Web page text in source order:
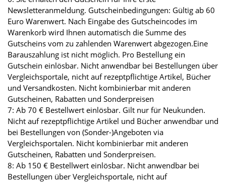
Newsletteranmeldung. Gutscheinbedingungen: Gültig ab 60
Euro Warenwert. Nach Eingabe des Gutscheincodes im
Warenkorb wird Ihnen automatisch die Summe des
Gutscheins vom zu zahlenden Warenwert abgezogen.Eine
Barauszahlung ist nicht möglich. Pro Bestellung ein
Gutschein einlösbar. Nicht anwendbar bei Bestellungen über
Vergleichsportale, nicht auf rezeptpflichtige Artikel, Bücher
und Versandkosten. Nicht kombinierbar mit anderen
Gutscheinen, Rabatten und Sonderpreisen
7: Ab 70 € Bestellwert einlösbar. Gilt nur für Neukunden.
Nicht auf rezeptpflichtige Artikel und Bücher anwendbar und
bei Bestellungen von (Sonder-)Angeboten via
Vergleichsportalen. Nicht kombinierbar mit anderen
Gutscheinen, Rabatten und Sonderpreisen.
8: Ab 150 € Bestellwert einlösbar. Nicht anwendbar bei
Bestellungen über Vergleichsportale, nicht auf